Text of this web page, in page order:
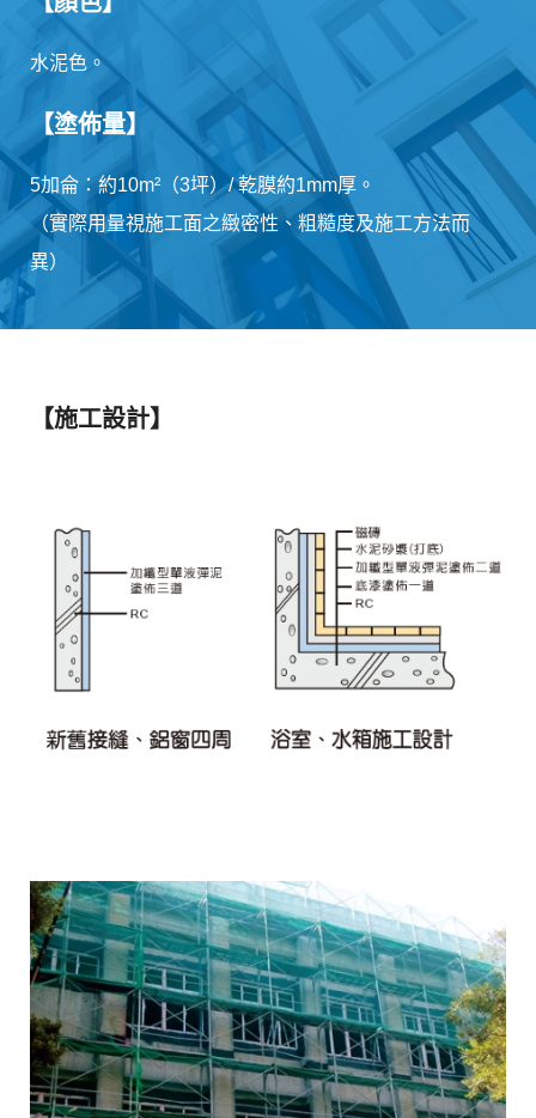
水泥色。
【塗佈量】
5加侖：約10m²（3坪）/ 乾膜約1mm厚。
（實際用量視施工面之緻密性、粗糙度及施工方法而
異）
【施工設計】